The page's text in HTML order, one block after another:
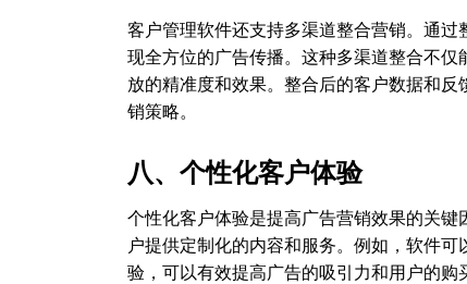
客户管理软件还支持多渠道整合营销。通
现全方位的广告传播。这种多渠道整合不
放的精准度和效果。整合后的客户数据和
销策略。
八、个性化客户体验
个性化客户体验是提高广告营销效果的关
户提供定制化的内容和服务。例如，软件
验，可以有效提高广告的吸引力和用户的购